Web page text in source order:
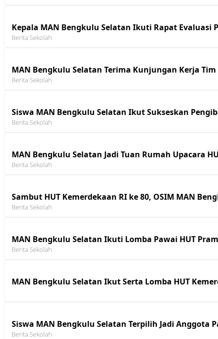
Kepala MAN Bengkulu Selatan Ikuti Rapat Evaluasi
Berita Sekolah
MAN Bengkulu Selatan Terima Kunjungan Kerja
Berita Sekolah
Siswa MAN Bengkulu Selatan Ikut Sukseskan
Berita Sekolah
MAN Bengkulu Selatan Jadi Tuan Rumah Upacara
Berita Sekolah
Sambut HUT Kemerdekaan RI ke 80, OSIM MAN
Berita Sekolah
MAN Bengkulu Selatan Ikuti Lomba Pawai HUT
Berita Sekolah
MAN Bengkulu Selatan Ikut Serta Lomba HUT
Siswa MAN Bengkulu Selatan Terpilih Jadi Anggota
Berita Sekolah